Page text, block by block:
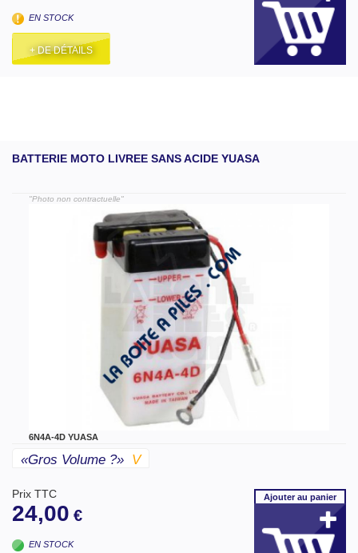
EN STOCK
+ DE DÉTAILS
BATTERIE MOTO LIVREE SANS ACIDE YUASA
"Photo non contractuelle"
6N4A-4D YUASA
«gros Volume ?» V
Prix TTC
24,00 €
EN STOCK
Ajouterau panier